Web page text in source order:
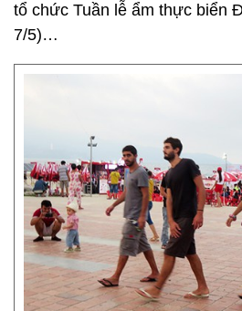
tổ chức Tuần lễ ẩm thực biển
7/5)…